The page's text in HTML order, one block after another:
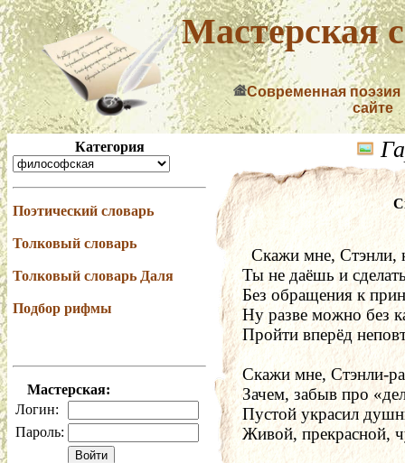
Мастерская
Современная поэзия
сайте
Категория
Поэтический словарь
Толковый словарь
Толковый словарь Даля
Подбор рифмы
Мастерская:
Логин:
Пароль:
Скажи мне, Стэнли,
Ты не даёшь и
Без обращения к
Ну разве можно без
Пройти вперёд
Скажи мне, Стэнли-
Зачем, забыв про
Пустой украсил
Живой, прекрасной,